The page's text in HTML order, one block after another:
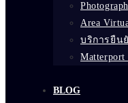
Area
บริการยืน
Matterport
BLOG